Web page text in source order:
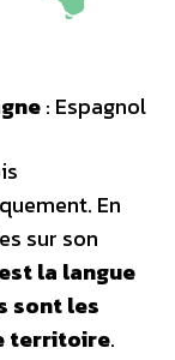
: Espagnol
En
sur son
la langue
sont les
territoire.